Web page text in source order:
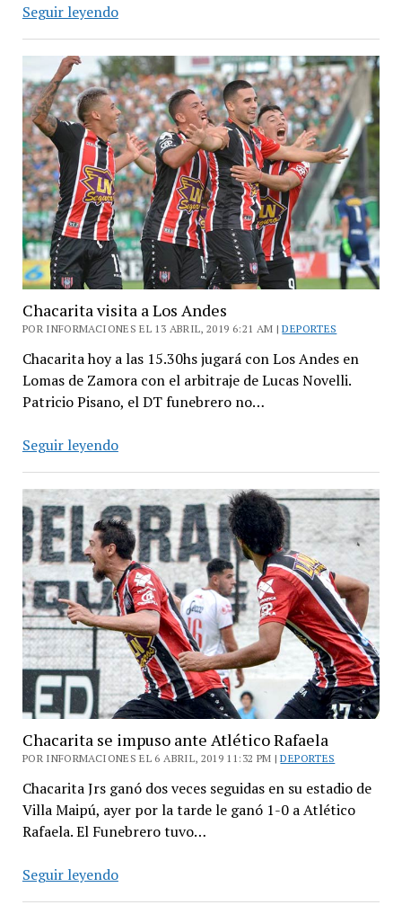
Seguir leyendoChacarita
el
campeonato
con
un
empate
Chacarita visita a Los Andes
POR INFORMACIONES EL 13 ABRIL, 2019 6:21 AM |DEPORTES
Chacarita hoy a las 15.30hs jugará con Los Andes en
Lomas de Zamora con el arbitraje de Lucas Novelli.
Patricio Pisano, el DT funebrero no…
Seguir leyendoChacarita
a
Los
Andes
Chacarita se impuso ante Atlético Rafaela
POR INFORMACIONES EL 6 ABRIL, 2019 11:32 PM |DEPORTES
Chacarita Jrs ganó dos veces seguidas en su estadio de
Villa Maipú, ayer por la tarde le ganó 1-0 a Atlético
Rafaela. El Funebrero tuvo…
Seguir leyendoChacarita